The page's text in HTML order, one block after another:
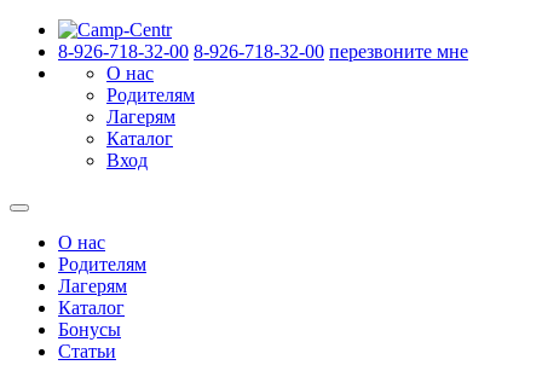
8-926-718-32-00 8-926-718-32-00 перезвоните мне
О нас
Родителям
Лагерям
Каталог
Вход
О нас
Родителям
Лагерям
Каталог
Бонусы
Статьи